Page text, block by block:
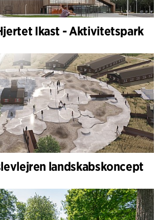
Ikast - Aktivitetspark
landskabskoncept